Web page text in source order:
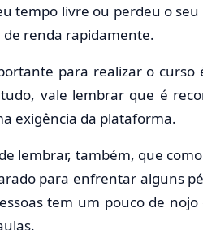
tempo livre ou perdeu o
renda rapidamente.
para realizar o
vale lembrar que é
exigência da plataforma.
lembrar, também, que
para enfrentar alguns
tem um pouco de